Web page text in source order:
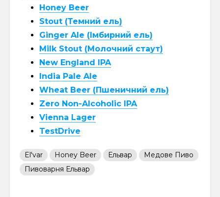
Honey Beer
Stout (Темний ель)
Ginger Ale (Імбирний ель)
Milk Stout (Молочний стаут)
New England IPA
India Pale Ale
Wheat Beer (Пшеничний ель)
Zero Non-Alcoholic IPA
Vienna Lager
TestDrive
El'var Honey Beer Ельвар
Медове Пиво
Пивоварня Ельвар